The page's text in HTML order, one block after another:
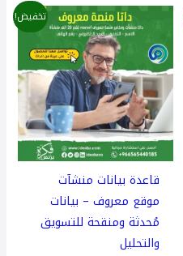
تخفيض!
قاعدة بيانات منشآت
موقع معروف – بيانات
مُحدثة ومنقحة للتسويق
والتحليل
السعر
الأصلي
هو:
85,00 $.
السعر
الحالي
هو:
50,00 $.